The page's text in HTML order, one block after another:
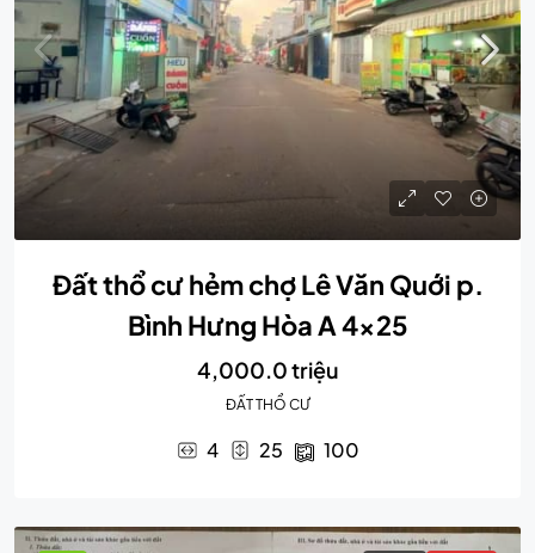
Đất thổ cư hẻm chợ Lê Văn Quới p.
Bình Hưng Hòa A 4×25
4,000.0 triệu
ĐẤT THỔ CƯ
4 25 100